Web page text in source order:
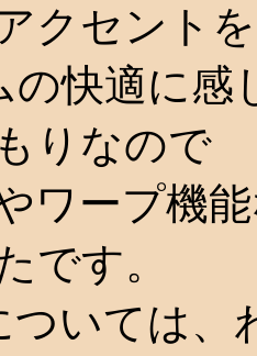
クセント
の快適に感
りなので
ワープ機
です。
ついては、